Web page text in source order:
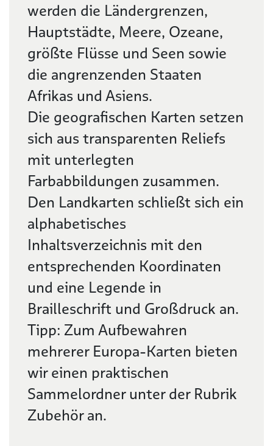
werden die Ländergrenzen,
Hauptstädte, Meere, Ozeane,
größte Flüsse und Seen sowie
die angrenzenden Staaten
Afrikas und Asiens.
Die geografischen Karten setzen
sich aus transparenten Reliefs
mit unterlegten
Farbabbildungen zusammen.
Den Landkarten schließt sich ein
alphabetisches
Inhaltsverzeichnis mit den
entsprechenden Koordinaten
und eine Legende in
Brailleschrift und Großdruck an.
Tipp: Zum Aufbewahren
mehrerer Europa-Karten bieten
wir einen praktischen
Sammelordner unter der Rubrik
Zubehör an.